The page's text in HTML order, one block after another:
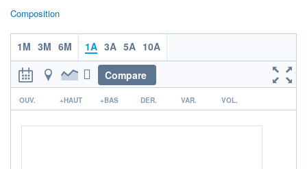
TARIFS PRIVILÉGIÉS
ÉLIGIBILITÉ
PEA PEA-PME BOURSOVIE LUX
CTO BUSINESS
Non éligible Boursobank
ACTIF NET (EUR)
28 421M / 31.07.26
Composition
1M 3M 6M 1A 3A 5A 10A
Compare
r
OUV. +HAUT +BAS DER. VAR. VOL.